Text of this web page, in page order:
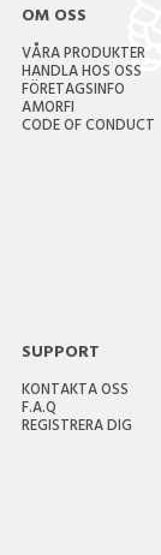
OM OSS
VÅRA PRODUKTER
HANDLA HOS OSS
FÖRETAGSINFO
AMORFI
CODE OF CONDUCT
SUPPORT
KONTAKTA OSS
F.A.Q
REGISTRERA DIG